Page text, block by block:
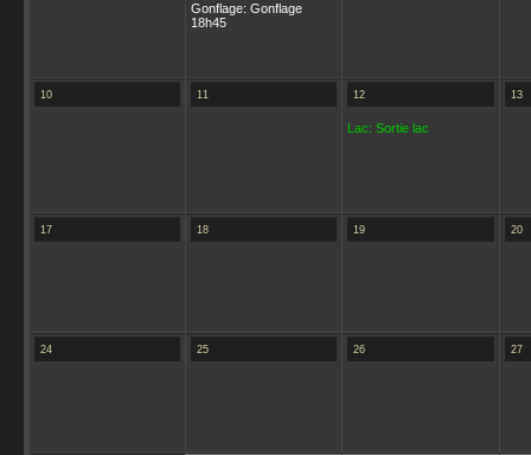
Gonflage: Gonflage
18h45
10 11 12
Lac: Sortie lac
13
17 18 19 20
24 25 26 27